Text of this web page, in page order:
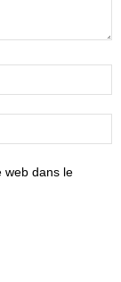
web dans le